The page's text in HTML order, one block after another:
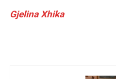
Gjelina Xhika